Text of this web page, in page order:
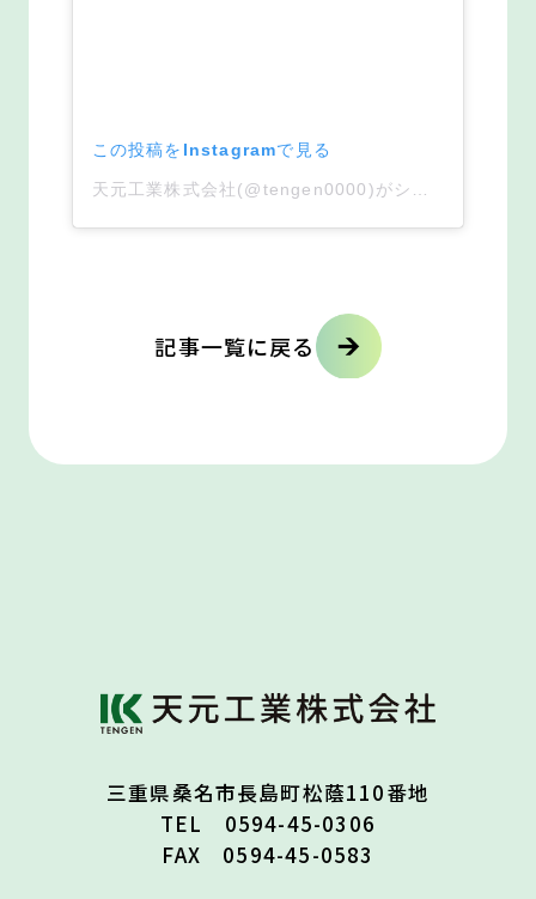
この投稿をInstagramで見る
記事一覧に戻る
三重県桑名市長島町松蔭110番地
TEL 0594-45-0306
FAX 0594-45-0583